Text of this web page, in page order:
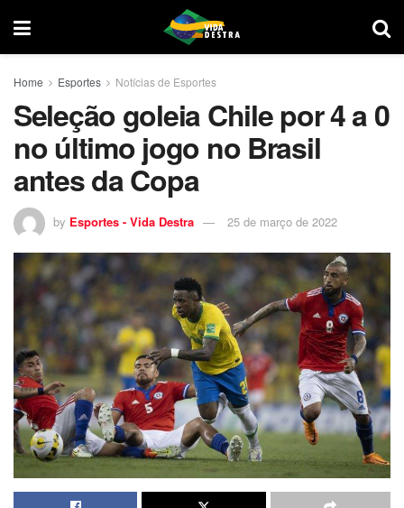
Home Esportes Notícias de Esportes
Seleção goleia Chile por 4 a 0
no último jogo no Brasil
antes da Copa
by Esportes - Vida Destra 25 de março de 2022